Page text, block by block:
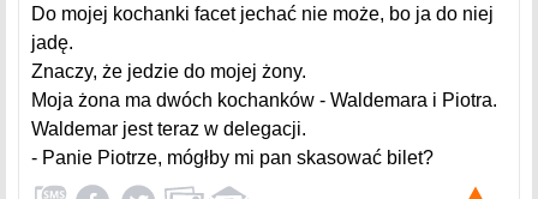
Do mojej kochanki facet jechać nie może, bo ja do niej
jadę.
Znaczy, że jedzie do mojej żony.
Moja żona ma dwóch kochanków - Waldemara i Piotra.
Waldemar jest teraz w delegacji.
- Panie Piotrze, mógłby mi pan skasować bilet?